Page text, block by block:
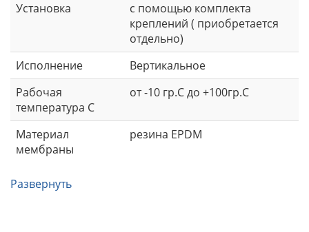
Установка
с помощью комплекта
креплений ( приобретается
отдельно)
Исполнение
Вертикальное
Рабочая
температура С
от -10 гр.С до +100гр.С
Материал
мембраны
резина EPDM
Развернуть